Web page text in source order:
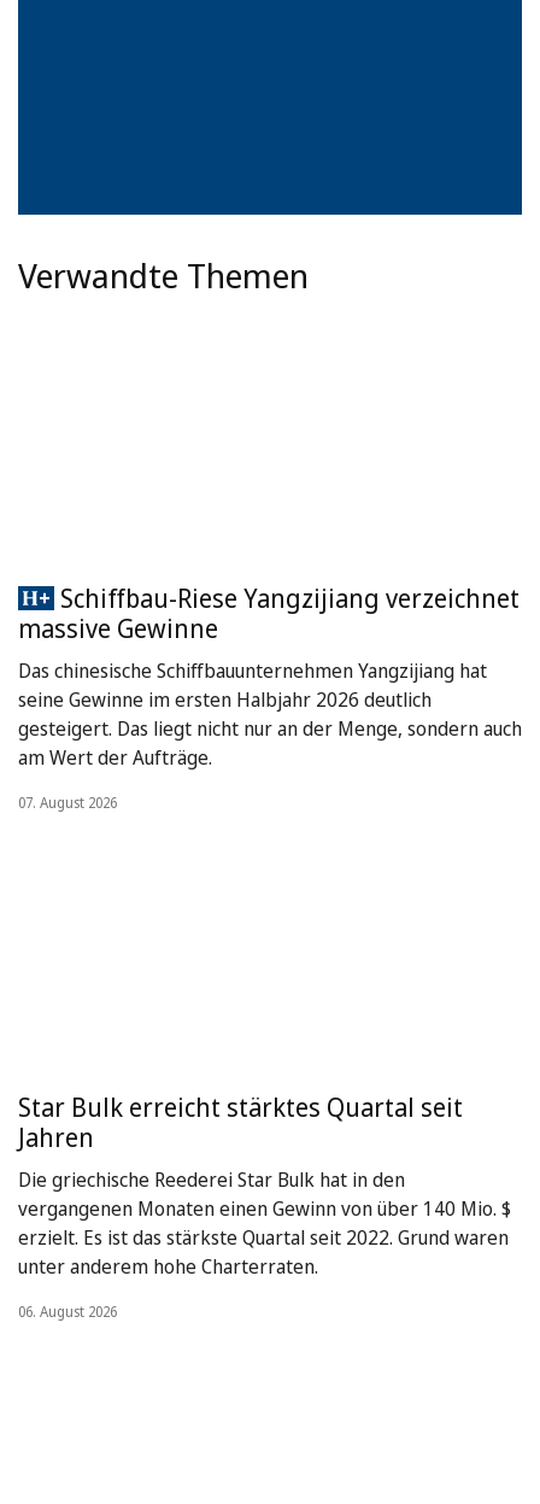
Verwandte Themen
Schiffbau-Riese Yangzijiang verzeichnet
massive Gewinne
Das chinesische Schiffbauunternehmen Yangzijiang hat
seine Gewinne im ersten Halbjahr 2026 deutlich
gesteigert. Das liegt nicht nur an der Menge, sondern auch
am Wert der Aufträge.
07. August 2026
Star Bulk erreicht stärktes Quartal seit
Jahren
Die griechische Reederei Star Bulk hat in den
vergangenen Monaten einen Gewinn von über 140 Mio. $
erzielt. Es ist das stärkste Quartal seit 2022. Grund waren
unter anderem hohe Charterraten.
06. August 2026